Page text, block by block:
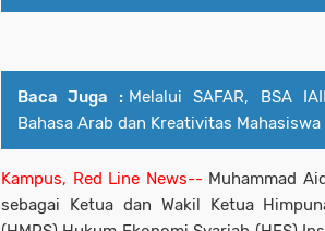
Baca Juga : Melalui SAFAR, BSA
Bahasa Arab dan Kreativitas Mahasiswa
Kampus, Red Line News-- Muhammad
sebagai Ketua dan Wakil Ketua